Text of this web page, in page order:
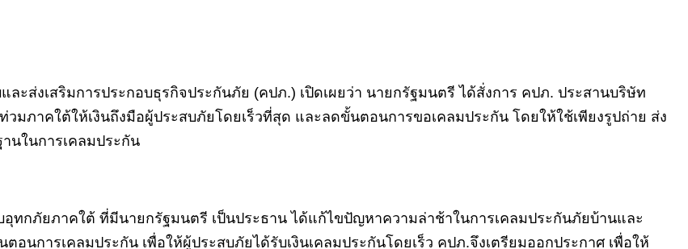
ส่งเสริมการประกอบธุรกิจประกันภัย (คปภ.) เปิดเผยว่า นายกรัฐมนตรี ได้สั่งการ คปภ. ประสานบริษัท
มภาคใต้ให้เงินถึงมือผู้ประสบภัยโดยเร็วที่สุด และลดขั้นตอนการขอเคลมประกัน โดยให้ใช้เพียงรูปถ่าย ส่ง
นในการเคลมประกัน
ทกภัยภาคใต้ ที่มีนายกรัฐมนตรี เป็นประธาน ได้แก้ไขปัญหาความล่าช้าในการเคลมประกันภัยบ้านและ
นการเคลมประกัน เพื่อให้ผู้ประสบภัยได้รับเงินเคลมประกันโดยเร็ว คปภ.จึงเตรียมออกประกาศ เพื่อให้